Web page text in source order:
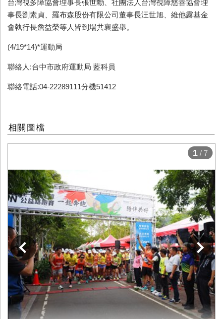
台灣視多障協會理事長張世勳、社團法人台灣視障慈善協會理
事長劉素貞、羅布森股份有限公司董事長汪世旭、維他露基金
會執行長詹益榮等人皆到場共襄盛舉。
(4/19*14)*運動局
聯絡人:台中市政府運動局 藍科員
聯絡電話:04-22289111分機51412
相關圖檔
下一張
1 / 7